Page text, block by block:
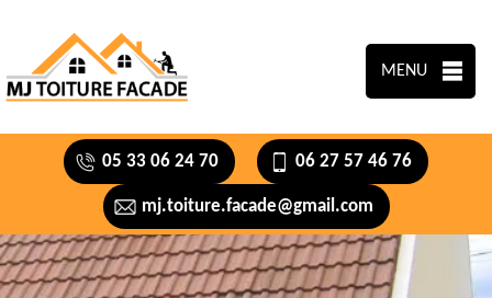
MENU
05 33 06 24 70 06 27 57 46 76
mj.toiture.facade@gmail.com